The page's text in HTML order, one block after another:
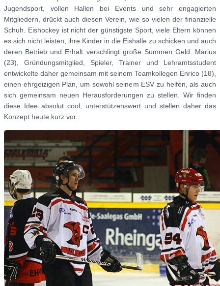
Jugendsport, vollen Hallen bei Events und sehr engagierten
Mitgliedern, drückt auch diesen Verein, wie so vielen der finanzielle
Schuh. Eishockey ist nicht der günstigste Sport, viele Eltern können
es sich nicht leisten, ihre Kinder in die Eishalle zu schicken und auch
deren Betrieb und Erhalt verschlingt große Summen Geld. Marius
(23), Gründungsmitglied, Spieler, Trainer und Lehramtsstudent
entwickelte daher gemeinsam mit seinem Teamkollegen Enrico (18),
einen ehrgeizigen Plan, um sowohl seinem ESV zu helfen, als auch
sich gemeinsam neuen Herausforderungen zu stellen. Wir finden
diese Idee absolut cool, unterstützenswert und stellen daher das
Konzept heute kurz vor.